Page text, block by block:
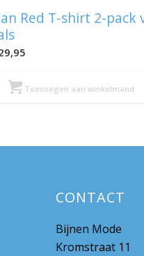
Red T-shirt 2-pack
Toevoegen aan winkelmand
CONTACT
Bijnen Mode
Kromstraat 11